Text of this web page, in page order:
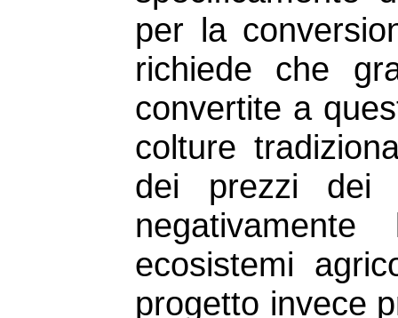
per la
richiede che
convertite a
colture
dei prezzi dei
ecosistemi
progetto invece